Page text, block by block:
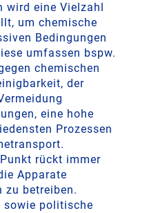
wird eine Vielzahl
um chemische
Bedingungen
umfassen bspw.
chemischen
der
eine hohe
Prozessen
rückt immer
Apparate
betreiben.
sowie politische